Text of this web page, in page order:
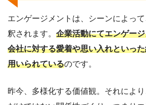
エンゲージメントは、シーンによっ
釈されます。 企業活動にてエンゲー
会社に対する愛着や思い入れといっ
用いられているのです。
昨今、多様化する価値観。それによ